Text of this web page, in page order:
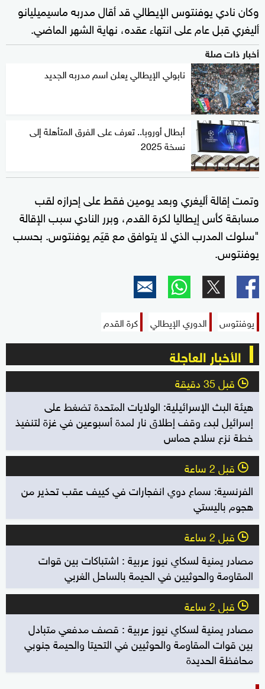
وكان نادي يوفنتوس الإيطالي قد أقال مدربه ماسيميليانو
أليغري قبل عام على انتهاء عقده، نهاية الشهر الماضي.
أخبار ذات صلة
نابولي الإيطالي يعلن اسم مدربه الجديد
أبطال أوروبا.. تعرف على الفرق المتأهلة إلى
نسخة 2025
وتمت إقالة أليغري وبعد يومين فقط على إحرازه لقب
مسابقة كأس إيطاليا لكرة القدم، وبرر النادي سبب الإقالة
"سلوك المدرب الذي لا يتوافق مع قيَم يوفنتوس. بحسب
يوفنتوس.
يوفنتوس الدوري الإيطالي كرة القدم
الأخبار العاجلة
l قبل 35 دقيقة
هيئة البث الإسرائيلية: الولايات المتحدة تضغط على
إسرائيل لبدء وقف إطلاق نار لمدة أسبوعين في غزة لتنفيذ
خطة نزع سلاح حماس
l قبل 2 ساعة
الفرنسية: سماع دوي انفجارات في كييف عقب تحذير من
هجوم باليستي
l قبل 2 ساعة
مصادر يمنية لسكاي نيوز عربية : اشتباكات بين قوات
المقاومة والحوثيين في الحيمة بالساحل الغربي
l قبل 2 ساعة
مصادر يمنية لسكاي نيوز عربية : قصف مدفعي متبادل
بين قوات المقاومة والحوثيين في التحيتا والحيمة جنوبي
محافظة الحديدة